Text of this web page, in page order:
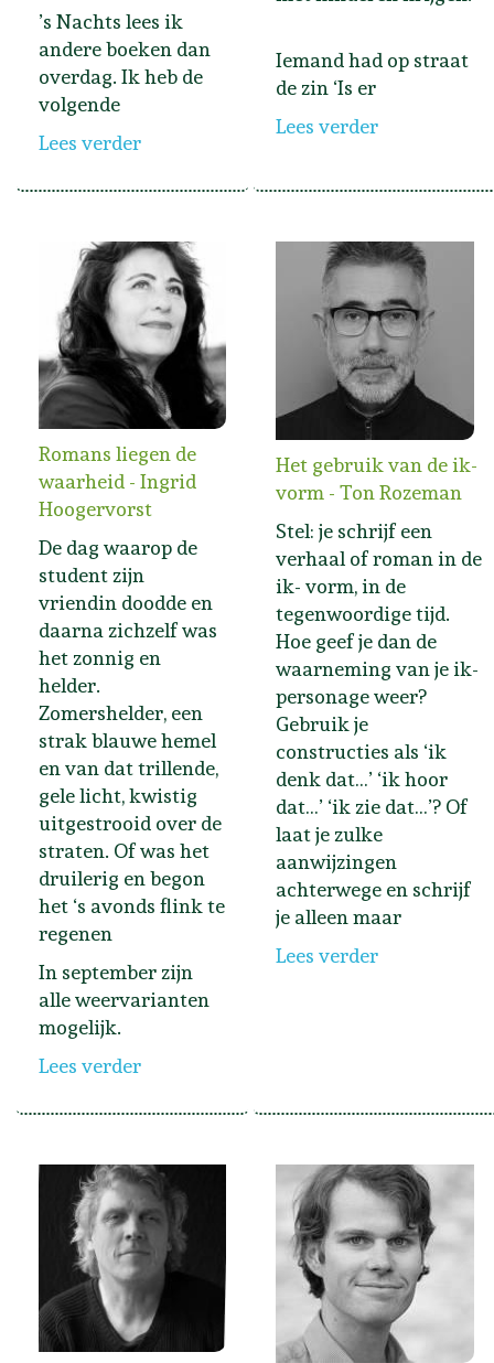
’s Nachts lees ik
andere boeken dan
overdag. Ik heb de
volgende
Lees verder
Iemand had op straat
de zin ‘Is er
Lees verder
Romans liegen de
waarheid - Ingrid
Hoogervorst
De dag waarop de
student zijn
vriendin doodde en
daarna zichzelf was
het zonnig en
helder.
Zomershelder, een
strak blauwe hemel
en van dat trillende,
gele licht, kwistig
uitgestrooid over de
straten. Of was het
druilerig en begon
het ‘s avonds flink te
regenen
In september zijn
alle weervarianten
mogelijk.
Lees verder
Het gebruik van de ik-
vorm - Ton Rozeman
Stel: je schrijf een
verhaal of roman in de
ik- vorm, in de
tegenwoordige tijd.
Hoe geef je dan de
waarneming van je ik-
personage weer?
Gebruik je
constructies als ‘ik
denk dat…’ ‘ik hoor
dat…’ ‘ik zie dat…’? Of
laat je zulke
aanwijzingen
achterwege en schrijf
je alleen maar
Lees verder